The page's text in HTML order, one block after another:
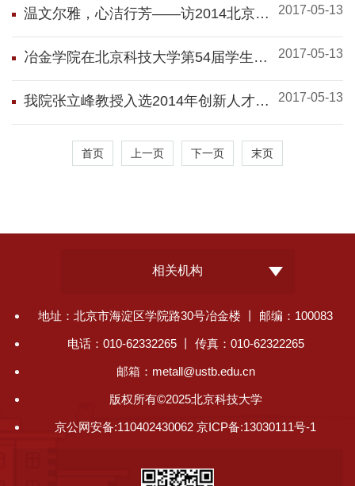
温文尔雅，心洁行芳――访2014北京科
技大学特等奖学金获得者文甜洁
2017-05-13
冶金学院在北京科技大学第54届学生综
合运动会中斩获佳绩
2017-05-13
我院张立峰教授入选2014年创新人才推
进计划中青年科技创新领军人才
2017-05-13
首页 上一页 下一页 末页
相关机构
地址：北京市海淀区学院路30号冶金楼 丨 邮编：100083
电话：010-62332265 丨 传真：010-62322265
邮箱：metall@ustb.edu.cn
版权所有©2025北京科技大学
京公网安备:110402430062 京ICP备:13030111号-1